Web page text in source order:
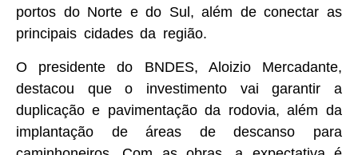
portos do Norte e do Sul, além de conectar as
principais cidades da região.
O presidente do BNDES, Aloizio Mercadante,
destacou que o investimento vai garantir a
duplicação e pavimentação da rodovia, além da
implantação de áreas de descanso para